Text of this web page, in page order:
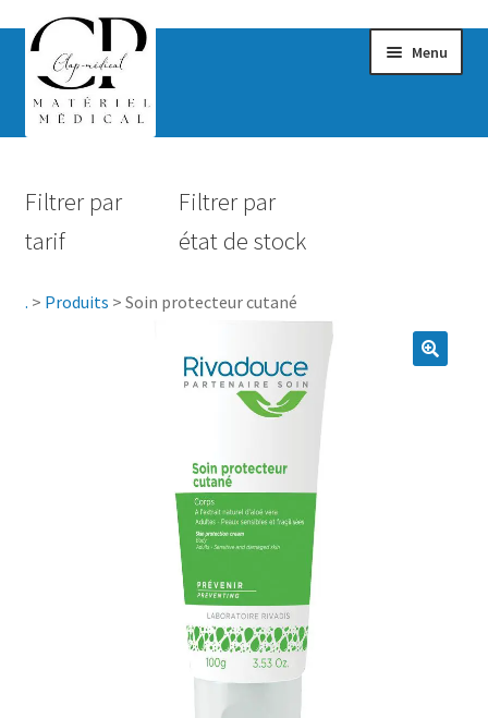
Menu
Hygiène
Vêtements & Chaussures
Filtrer par
tarif
Filtrer par
état de stock
. > Produits > Soin protecteur cutané